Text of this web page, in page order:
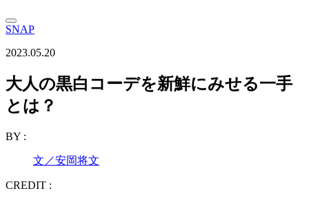
SNAP
2023.05.20
大人の黒白コーデを新鮮にみせる一手
とは？
BY :
文／安岡将文
CREDIT :